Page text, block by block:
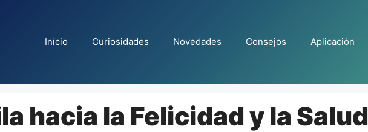
Início Curiosidades Novedades Consejos Aplicación
hacia la Felicidad y la Salud